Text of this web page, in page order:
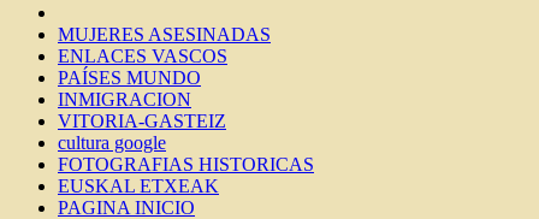
MUJERES ASESINADAS
ENLACES VASCOS
PAÍSES MUNDO
INMIGRACION
VITORIA-GASTEIZ
cultura google
FOTOGRAFIAS HISTORICAS
EUSKAL ETXEAK
PAGINA INICIO